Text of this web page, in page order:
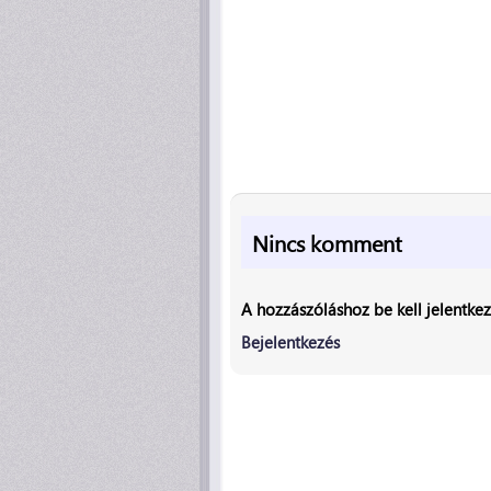
Nincs komment
A hozzászóláshoz be kell
Bejelentkezés